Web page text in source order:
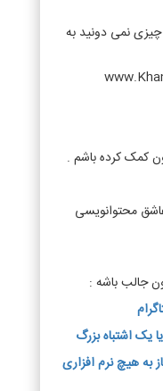
نمی دونید به
کرده باشم .
باشه :
اشتباه بزرگ
هیچ نرم افزاری